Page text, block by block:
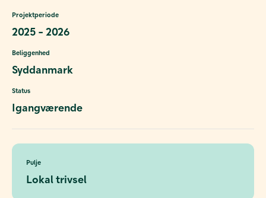
Projektperiode
2025 - 2026
Beliggenhed
Syddanmark
Status
Igangværende
Pulje
Lokal trivsel